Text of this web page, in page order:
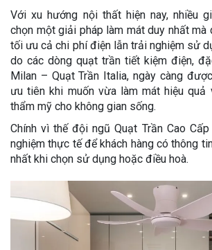
Với xu hướng nội thất hiện nay, nhiều
chọn một giải pháp làm mát duy nhất mà
tối ưu cả chi phí điện lẫn trải nghiệm sử
do các dòng quạt trần tiết kiệm điện,
Milan – Quạt Trần Italia, ngày càng
ưu tiên khi muốn vừa làm mát hiệu
thẩm mỹ cho không gian sống.
Chính vì thế đội ngũ Quạt Trần Cao
nghiệm thực tế để khách hàng có thông
nhất khi chọn sử dụng hoặc điều hoà.